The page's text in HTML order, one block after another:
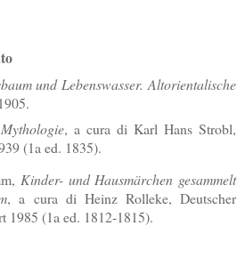
und Lebenswasser. Altorientalische
, a cura di Karl Hans Strobl,
(1a ed. 1835).
Kinder- und Hausmärchen gesammelt
, a cura di Heinz Rolleke, Deutscher
1985 (1a ed. 1812-1815).